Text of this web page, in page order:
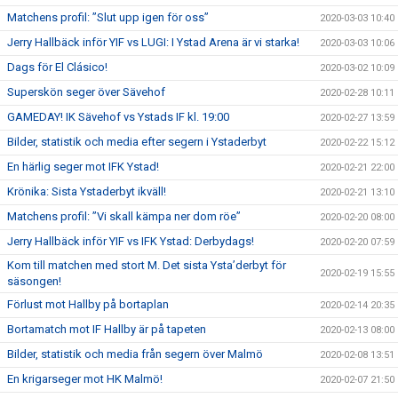
Matchens profil: ”Slut upp igen för oss” 2020-03-03 10:40
Jerry Hallbäck inför YIF vs LUGI: I Ystad Arena är vi starka! 2020-03-03 10:06
Dags för El Clásico! 2020-03-02 10:09
Superskön seger över Sävehof 2020-02-28 10:11
GAMEDAY! IK Sävehof vs Ystads IF kl. 19:00 2020-02-27 13:59
Bilder, statistik och media efter segern i Ystaderbyt 2020-02-22 15:12
En härlig seger mot IFK Ystad! 2020-02-21 22:00
Krönika: Sista Ystaderbyt ikväll! 2020-02-21 13:10
Matchens profil: ”Vi skall kämpa ner dom röe” 2020-02-20 08:00
Jerry Hallbäck inför YIF vs IFK Ystad: Derbydags! 2020-02-20 07:59
Kom till matchen med stort M. Det sista Ysta’derbyt för
säsongen!
2020-02-19 15:55
Förlust mot Hallby på bortaplan 2020-02-14 20:35
Bortamatch mot IF Hallby är på tapeten 2020-02-13 08:00
Bilder, statistik och media från segern över Malmö 2020-02-08 13:51
En krigarseger mot HK Malmö! 2020-02-07 21:50